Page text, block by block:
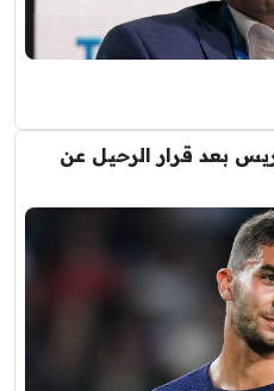
بعد قرار الرحيل عن